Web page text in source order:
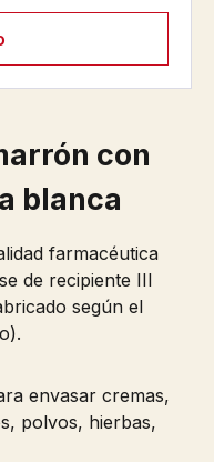
con
blanca
farmacéutica
de recipiente III
según el
envasar cremas,
polvos, hierbas,